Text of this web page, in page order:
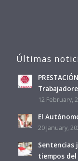
Últimas
12 February,
El
20 January,
Sentencias
tiempos del